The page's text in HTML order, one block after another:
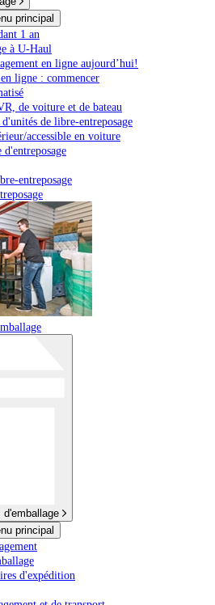
principal
1 an
à U-Haul
en ligne aujourd’hui!
ligne : commencer
de voiture et de bateau
de libre-entreposage
accessible en voiture
entreposage
principal
d'expédition